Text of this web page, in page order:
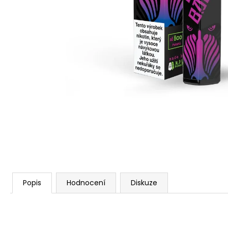
Popis Hodnocení Diskuze
VENIX PRO CAPPUCINO-X